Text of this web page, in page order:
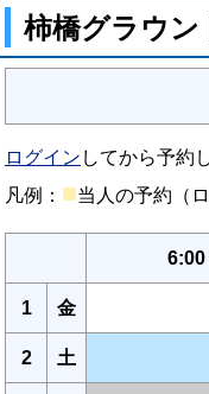
柿橋グラウ
ログイン してから予約
凡例： ■当人の予約（
1 金
2 土